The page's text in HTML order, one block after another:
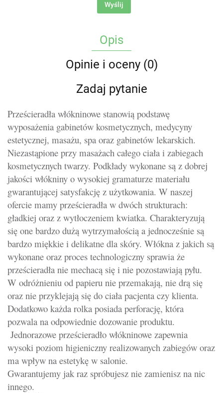
Wyślij
Opis
Opinie i oceny (0)
Zadaj pytanie
Prześcieradła włókninowe stanowią podstawę
wyposażenia gabinetów kosmetycznych, medycyny
estetycznej, masażu, spa oraz gabinetów lekarskich.
Niezastąpione przy masażach całego ciała i zabiegach
kosmetycznych twarzy. Podkłady wykonane są z dobrej
jakości włókniny o wysokiej gramaturze materiału
gwarantującej satysfakcję z użytkowania. W naszej
ofercie mamy prześcieradła w dwóch strukturach:
gładkiej oraz z wytłoczeniem kwiatka. Charakteryzują
się one bardzo dużą wytrzymałością a jednocześnie są
bardzo miękkie i delikatne dla skóry. Włókna z jakich są
wykonane oraz proces technologiczny sprawia że
prześcieradła nie mechacą się i nie pozostawiają pyłu.
W odróżnieniu od papieru nie przemakają, nie drą się
oraz nie przyklejają się do ciała pacjenta czy klienta.
Dodatkowo każda rolka posiada perforację, która
pozwala na odpowiednie dozowanie produktu.
Jednorazowe prześcieradło włókninowe zapewnia
wysoki poziom higieniczny realizowanych zabiegów oraz
ma wpływ na estetykę w salonie.
Gwarantujemy jak raz spróbujesz nie zamienisz na nic
innego.